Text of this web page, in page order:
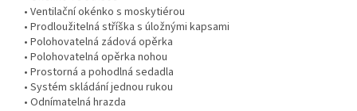
• Ventilační okénko s moskytiérou
• Prodloužitelná stříška s úložnými kapsami
• Polohovatelná zádová opěrka
• Polohovatelná opěrka nohou
• Prostorná a pohodlná sedadla
• Systém skládání jednou rukou
• Odnímatelná hrazda